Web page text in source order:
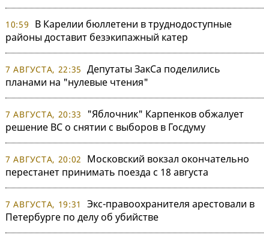
10:59
В Карелии бюллетени в труднодоступные
районы доставит безэкипажный катер
7 АВГУСТА, 22:35 Депутаты ЗакСа поделились
планами на "нулевые чтения"
7 АВГУСТА, 20:33
"Яблочник" Карпенков обжалует
решение ВС о снятии с выборов в Госдуму
7 АВГУСТА, 20:02
Московский вокзал окончательно
перестанет принимать поезда с 18 августа
7 АВГУСТА, 19:31
Экс-правоохранителя арестовали в
Петербурге по делу об убийстве